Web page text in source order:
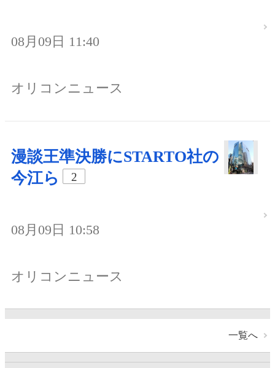
08月09日 11:40
オリコンニュース
漫談王準決勝にSTARTO社の
今江ら
2
08月09日 10:58
オリコンニュース
一覧へ